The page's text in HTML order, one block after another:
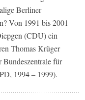
Berliner
Von 1991 bis 2001
(CDU) ein
Thomas Krüger
Bundeszentrale für
1994 – 1999).